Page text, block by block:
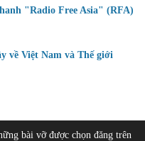
"Radio Free Asia" (RFA)
về Việt Nam và Thế giới
bài vỡ được chọn đăng trên